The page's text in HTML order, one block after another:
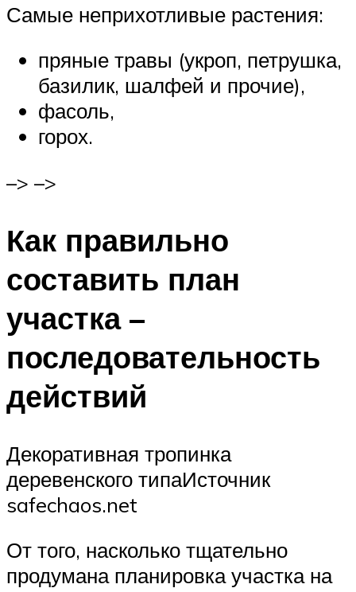
Самые неприхотливые растения:
пряные травы (укроп, петрушка,
базилик, шалфей и прочие),
фасоль,
горох.
–> –>
Как правильно
составить план
участка –
последовательность
действий
Декоративная тропинка
деревенского типаИсточник
safechaos.net
От того, насколько тщательно
продумана планировка участка на